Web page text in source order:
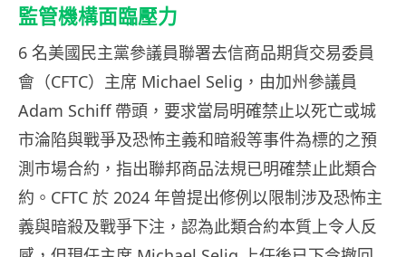
監管機構面臨壓力
6 名美國民主黨參議員聯署去信商品期貨交易委員
會（CFTC）主席 Michael Selig，由加州參議員
Adam Schiff 帶頭，要求當局明確禁止以死亡或城
市淪陷與戰爭及恐怖主義和暗殺等事件為標的之預
測市場合約，指出聯邦商品法規已明確禁止此類合
約。CFTC 於 2024 年曾提出修例以限制涉及恐怖主
義與暗殺及戰爭下注，認為此類合約本質上令人反